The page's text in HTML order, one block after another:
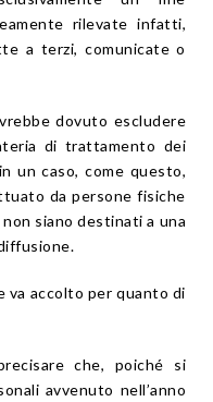
rilevate infatti,
a terzi, comunicate o
dovuto escludere
di trattamento dei
un caso, come questo,
da persone fisiche
siano destinati a una
va accolto per quanto di
che, poiché si
avvenuto nell’anno